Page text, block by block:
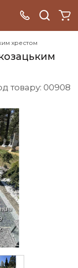
хрестом
товару: 00908